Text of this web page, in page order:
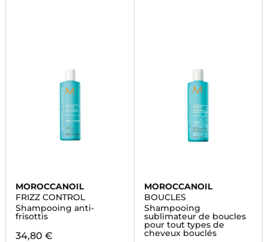
MOROCCANOIL
FRIZZ CONTROL
Shampooing anti-
frisottis
34,80 €
MOROCCANOIL
BOUCLES
Shampooing
sublimateur de boucles
pour tout types de
cheveux bouclés